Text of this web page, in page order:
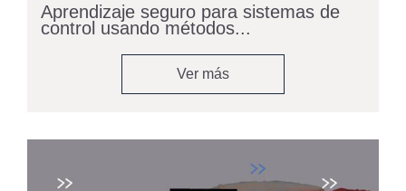
Aprendizaje seguro para sistemas de
control usando métodos...
Ver más